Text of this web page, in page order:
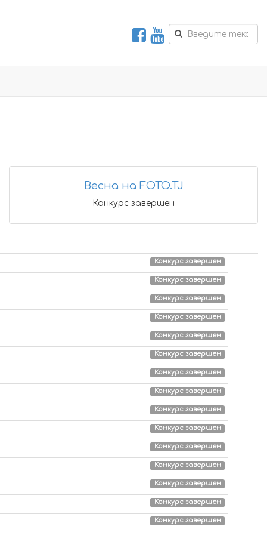
Весна на FOTO.TJ
Конкурс завершен
Конкурс завершен
Конкурс завершен
Конкурс завершен
Конкурс завершен
Конкурс завершен
Конкурс завершен
Конкурс завершен
Конкурс завершен
Конкурс завершен
Конкурс завершен
Конкурс завершен
Конкурс завершен
Конкурс завершен
Конкурс завершен
Конкурс завершен